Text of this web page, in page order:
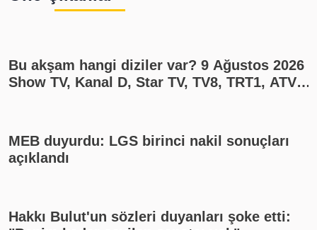
Bu akşam hangi diziler var? 9 Ağustos 2026
Show TV, Kanal D, Star TV, TV8, TRT1, ATV
MEB duyurdu: LGS birinci nakil sonuçları
açıklandı
Hakkı Bulut'un sözleri duyanları şoke etti: